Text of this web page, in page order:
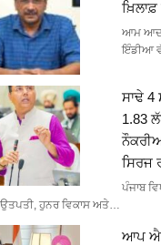
ਆਮ
ਇੰਡੀਆ
ਸਾਢੇ 4
1.83
ਸਿਰਜ
ਪੰਜਾਬ
ਉਤਪਤੀ, ਹੁਨਰ ਵਿਕਾਸ ਅਤੇ…
ਆਪ